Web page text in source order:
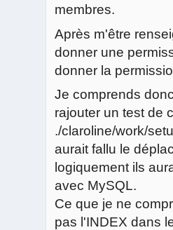
membres.
Après m'être
donner une
donner la
Je comprends
rajouter un test de
./claroline/work/
aurait fallu le
logiquement ils
avec MySQL.
Ce que je ne
pas l'INDEX dans